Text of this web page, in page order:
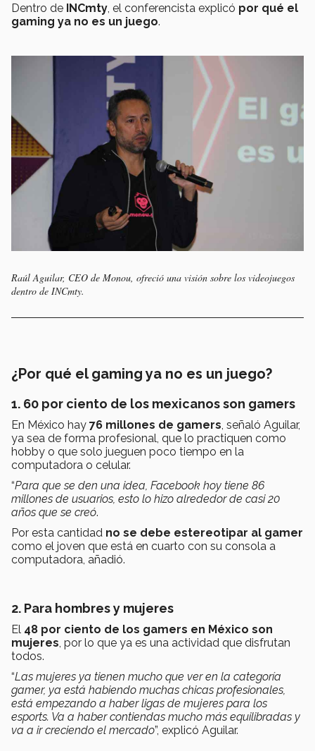
Dentro de INCmty , el conferencista explicó por qué el
gaming ya no es un juego.
Raúl Aguilar, CEO de Monou, ofreció una visión sobre los videojuegos
dentro de INCmty.
¿Por qué el gaming ya no es un juego?
1. 60 por ciento de los mexicanos son gamers
En México hay 76 millones de gamers, señaló Aguilar,
ya sea de forma profesional, que lo practiquen como
hobby o que solo jueguen poco tiempo en la
computadora o celular.
“Para que se den una idea, Facebook hoy tiene 86
millones de usuarios, esto lo hizo alrededor de casi 20
años que se creó.
Por esta cantidad no se debe estereotipar al gamer
como el joven que está en cuarto con su consola a
computadora, añadió.
2. Para hombres y mujeres
El 48 por ciento de los gamers en México son
mujeres, por lo que ya es una actividad que disfrutan
todos.
“Las mujeres ya tienen mucho que ver en la categoría
gamer, ya está habiendo muchas chicas profesionales,
está empezando a haber ligas de mujeres para los
esports. Va a haber contiendas mucho más equilibradas y
va a ir creciendo el mercado”, explicó Aguilar.